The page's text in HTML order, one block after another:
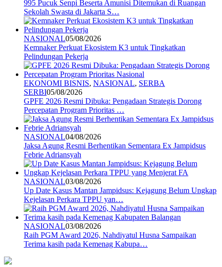
995 Pucuk Senpi Beserta Amunisi Ditemukan di Ruangan
Sekolah Swasta di Jakarta S…
NASIONAL05/08/2026
Kemnaker Perkuat Ekosistem K3 untuk Tingkatkan
Pelindungan Pekerja
EKONOMI BISNIS, NASIONAL, SERBA
SERBI05/08/2026
GPFE 2026 Resmi Dibuka: Pengadaan Strategis Dorong
Percepatan Program Prioritas …
NASIONAL04/08/2026
Jaksa Agung Resmi Berhentikan Sementara Ex Jampidsus
Febrie Adriansyah
NASIONAL03/08/2026
Up Date Kasus Mantan Jampidsus: Kejagung Belum Ungkap
Kejelasan Perkara TPPU yan…
NASIONAL03/08/2026
Raih PGM Award 2026, Nahdiyatul Husna Sampaikan
Terima kasih pada Kemenag Kabupa…